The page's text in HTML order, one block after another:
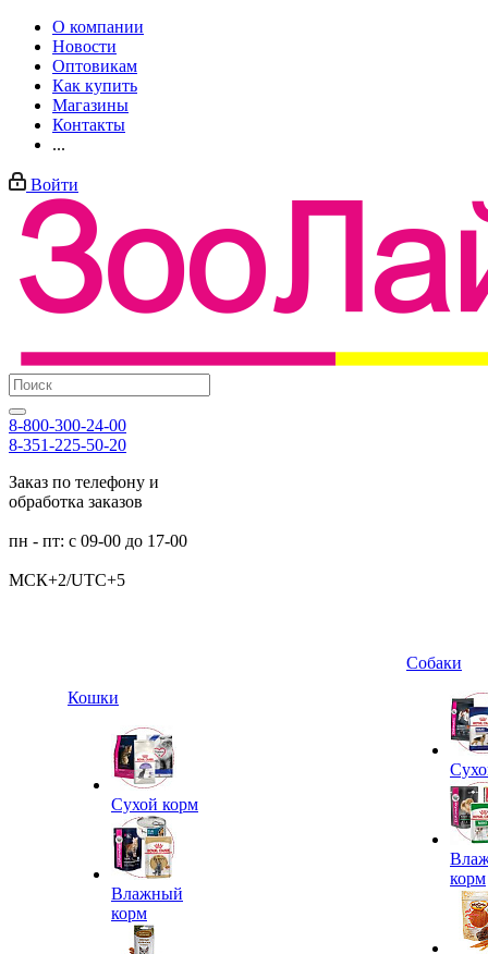
О компании
Новости
Оптовикам
Как купить
Магазины
Контакты
...
Войти
8-800-300-24-00
8-351-225-50-20
Заказ по телефону и
обработка заказов
пн - пт: с 09-00 до 17-00
МСК+2/UTC+5
Кошки
Сухой корм
Влажный
корм
Собаки
корм